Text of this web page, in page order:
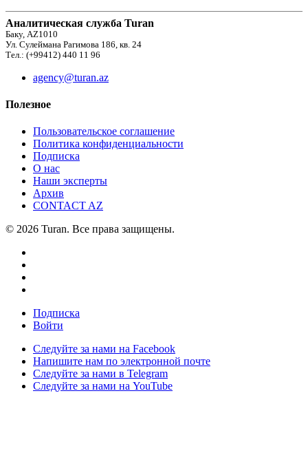
Аналитическая служба Turan
Баку, AZ1010
Ул. Сулеймана Рагимова 186, кв. 24
Тел.: (+99412) 440 11 96
agency@turan.az
Полезное
Пользовательское соглашение
Политика конфиденциальности
Подписка
О нас
Наши эксперты
Архив
CONTACT AZ
© 2026 Turan. Все права защищены.
Подписка
Войти
Следуйте за нами на Facebook
Напишите нам по электронной почте
Следуйте за нами в Telegram
Следуйте за нами на YouTube